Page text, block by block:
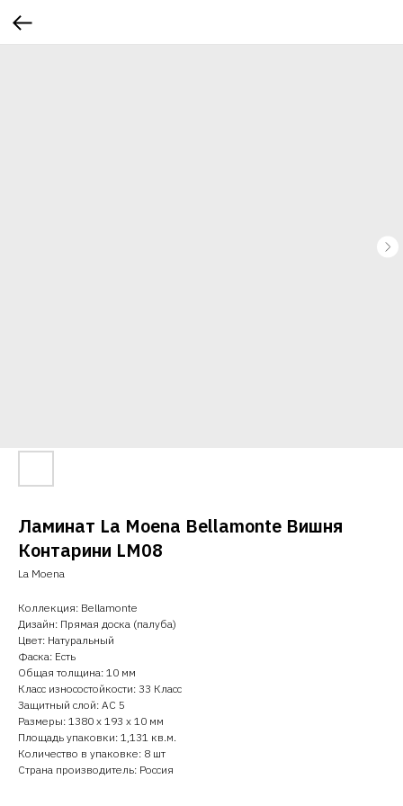
Ламинат La Moena Bellamonte Вишня
Контарини LM08
La Moena
Коллекция: Bellamonte
Дизайн: Прямая доска (палуба)
Цвет: Натуральный
Фаска: Есть
Общая толщина: 10 мм
Класс износостойкости: 33 Класс
Защитный слой: AC 5
Размеры: 1380 x 193 x 10 мм
Площадь упаковки: 1,131 кв.м.
Количество в упаковке: 8 шт
Страна производитель: Россия